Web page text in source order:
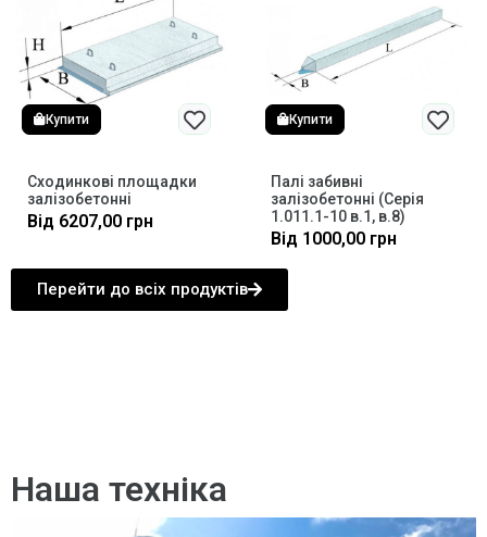
Купити
Сходинкові площадки
залізобетонні
Від 6207,00 грн
Купити
Палі забивні
залізобетонні (Серія
1.011.1-10 в.1, в.8)
Від 1000,00 грн
Перейти до всіх продуктів
Наша техніка